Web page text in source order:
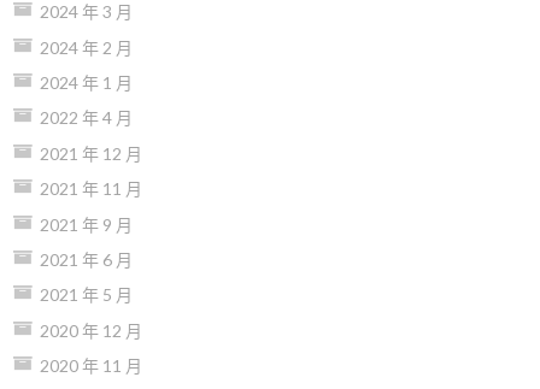
2024 年 3 月
2024 年 2 月
2024 年 1 月
2022 年 4 月
2021 年 12 月
2021 年 11 月
2021 年 9 月
2021 年 6 月
2021 年 5 月
2020 年 12 月
2020 年 11 月